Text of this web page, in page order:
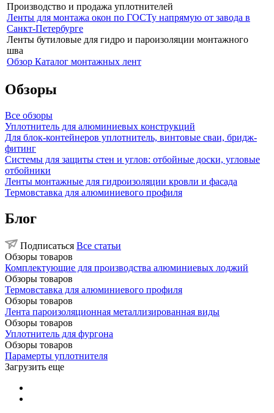
Производство и продажа уплотнителей
Ленты для монтажа окон по ГОСТу напрямую от завода в
Санкт-Петербурге
Ленты бутиловые для гидро и пароизоляции монтажного
шва
Обзор Каталог монтажных лент
Обзоры
Все обзоры
Уплотнитель для алюминиевых конструкций
Для блок-контейнеров уплотнитель, винтовые сваи, бридж-
фитинг
Системы для защиты стен и углов: отбойные доски, угловые
отбойники
Ленты монтажные для гидроизоляции кровли и фасада
Термовставка для алюминиевого профиля
Блог
Подписаться Все статьи
Обзоры товаров
Комплектующие для производства алюминиевых лоджий
Обзоры товаров
Термовставка для алюминиевого профиля
Обзоры товаров
Лента пароизоляционная металлизированная виды
Обзоры товаров
Уплотнитель для фургона
Обзоры товаров
Парамерты уплотнителя
Загрузить еще